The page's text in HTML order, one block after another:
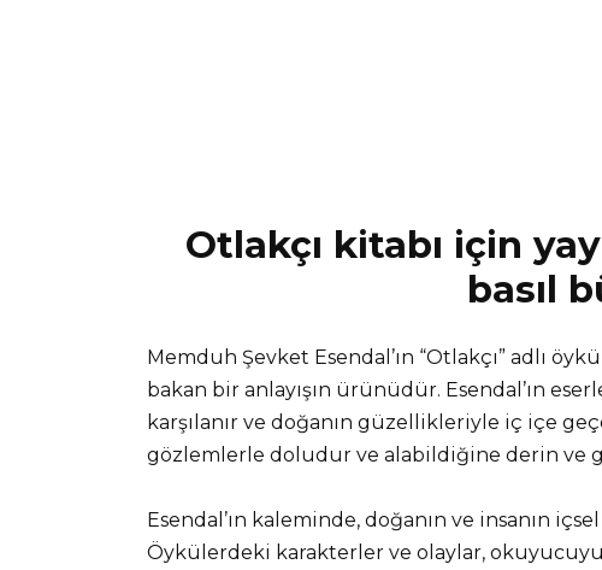
Otlakçı kitabı için
basıl
Memduh Şevket Esendal’ın “Otlakçı” adlı
bakan bir anlayışın ürünüdür. Esendal’ın
karşılanır ve doğanın güzellikleriyle iç içe
gözlemlerle doludur ve alabildiğine derin ve
Esendal’ın kaleminde, doğanın ve insanın
Öykülerdeki karakterler ve olaylar,